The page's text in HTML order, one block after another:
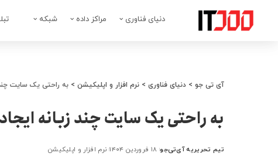
دنیای فناوری مراکز داده شبکه
آی تی جو > دنیای فناوری > نرم افزار و اپلیکیشن > به راحتی یک سایت چند
به راحتی یک سایت چند زبانه
ارسال
تیم تحریریه آی‌تی‌جو ۱۸ فروردین ۱۴۰۴ نرم افزار و اپلیکیشن